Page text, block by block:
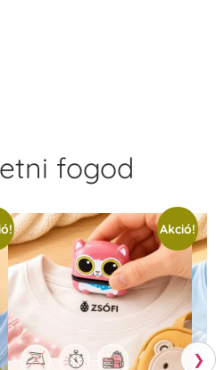
fogod
Akció!
❯